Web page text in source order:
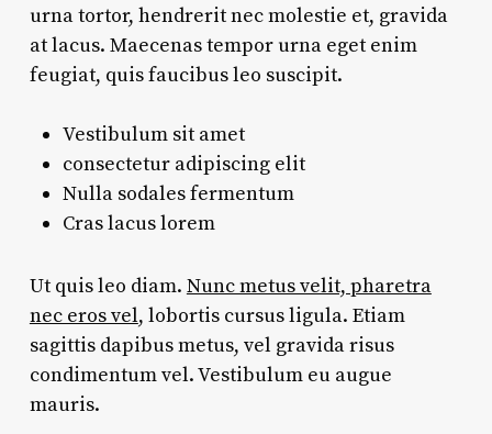
urna tortor, hendrerit nec molestie et, gravida
at lacus. Maecenas tempor urna eget enim
feugiat, quis faucibus leo suscipit.
Vestibulum sit amet
consectetur adipiscing elit
Nulla sodales fermentum
Cras lacus lorem
Ut quis leo diam. Nunc metus velit, pharetra
nec eros vel, lobortis cursus ligula. Etiam
sagittis dapibus metus, vel gravida risus
condimentum vel. Vestibulum eu augue
mauris.